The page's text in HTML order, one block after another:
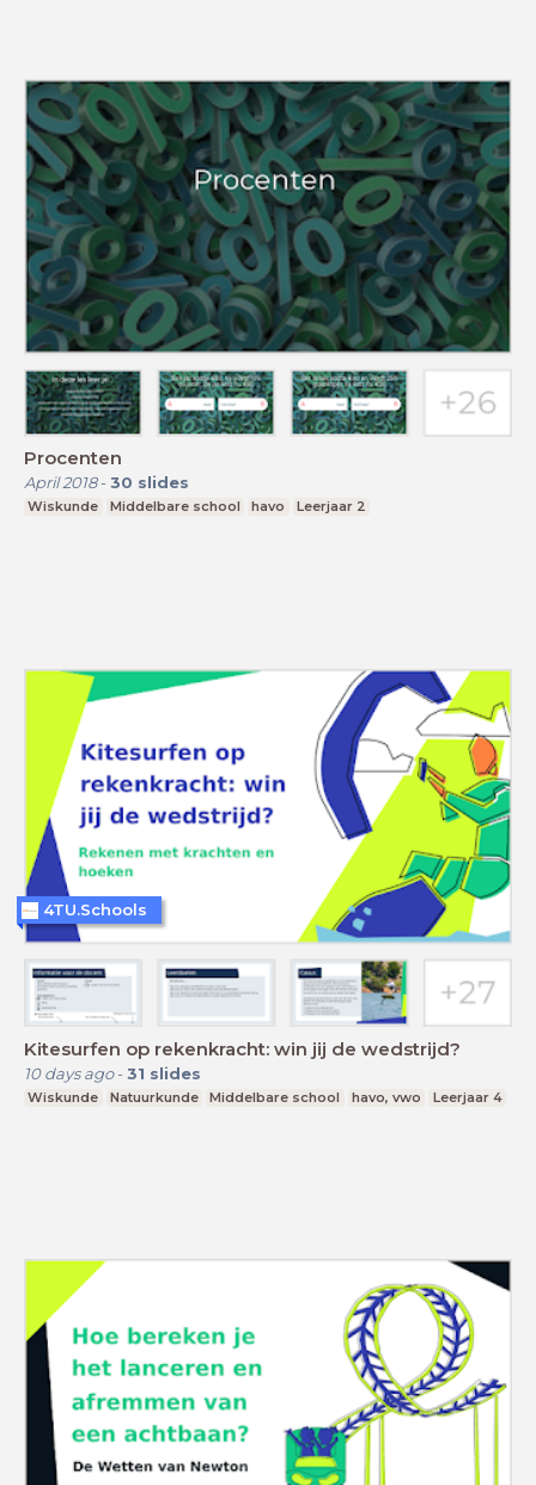
Procenten
April 2018- 30 slides
Wiskunde Middelbare school havo Leerjaar 2
Kitesurfen op rekenkracht: win jij de wedstrijd?
10 days ago- 31 slides
Wiskunde Natuurkunde Middelbare school havo, vwo Leerjaar 4
4TU.Schools